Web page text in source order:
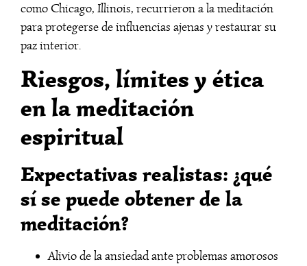
como Chicago, Illinois, recurrieron a la meditación
para protegerse de influencias ajenas y restaurar su
paz interior.
Riesgos, límites y ética
en la meditación
espiritual
Expectativas realistas: ¿qué
sí se puede obtener de la
meditación?
Alivio de la ansiedad ante problemas amorosos